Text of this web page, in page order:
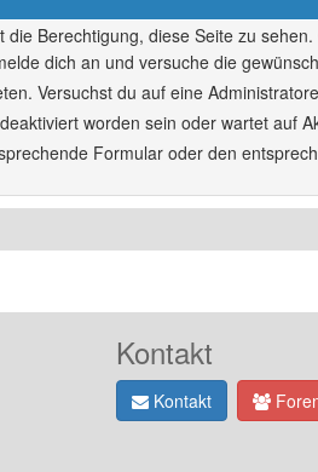
Berechtigung, diese Seite zu
dich an und versuche die
Versuchst du auf eine
worden sein oder wartet auf
Formular oder den
Kontakt
Kontakt